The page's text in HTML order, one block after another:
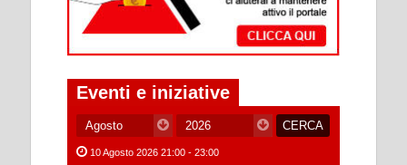
Eventi e iniziative
10 Agosto 2026 21:00 - 23:00